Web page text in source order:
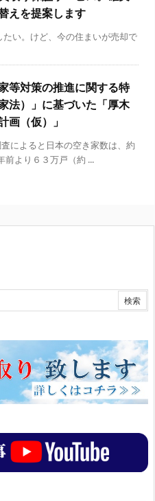
えを提案します
い。けど、今の住まいが売却で
等対策の推進に関する特
法）」に基づいた「厚木
画（仮）」
によると日本の空き家数は、約
前より６３万戸（約 ...